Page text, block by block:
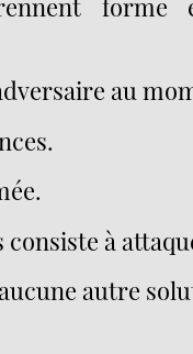
forme
au
à
autre